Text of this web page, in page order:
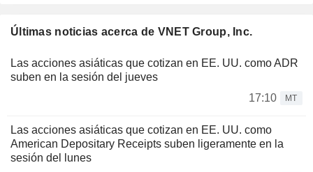
Últimas noticias acerca de VNET Group, Inc.
Las acciones asiáticas que cotizan en EE. UU. como ADR
suben en la sesión del jueves
17:10
MT
Las acciones asiáticas que cotizan en EE. UU. como
American Depositary Receipts suben ligeramente en la
sesión del lunes